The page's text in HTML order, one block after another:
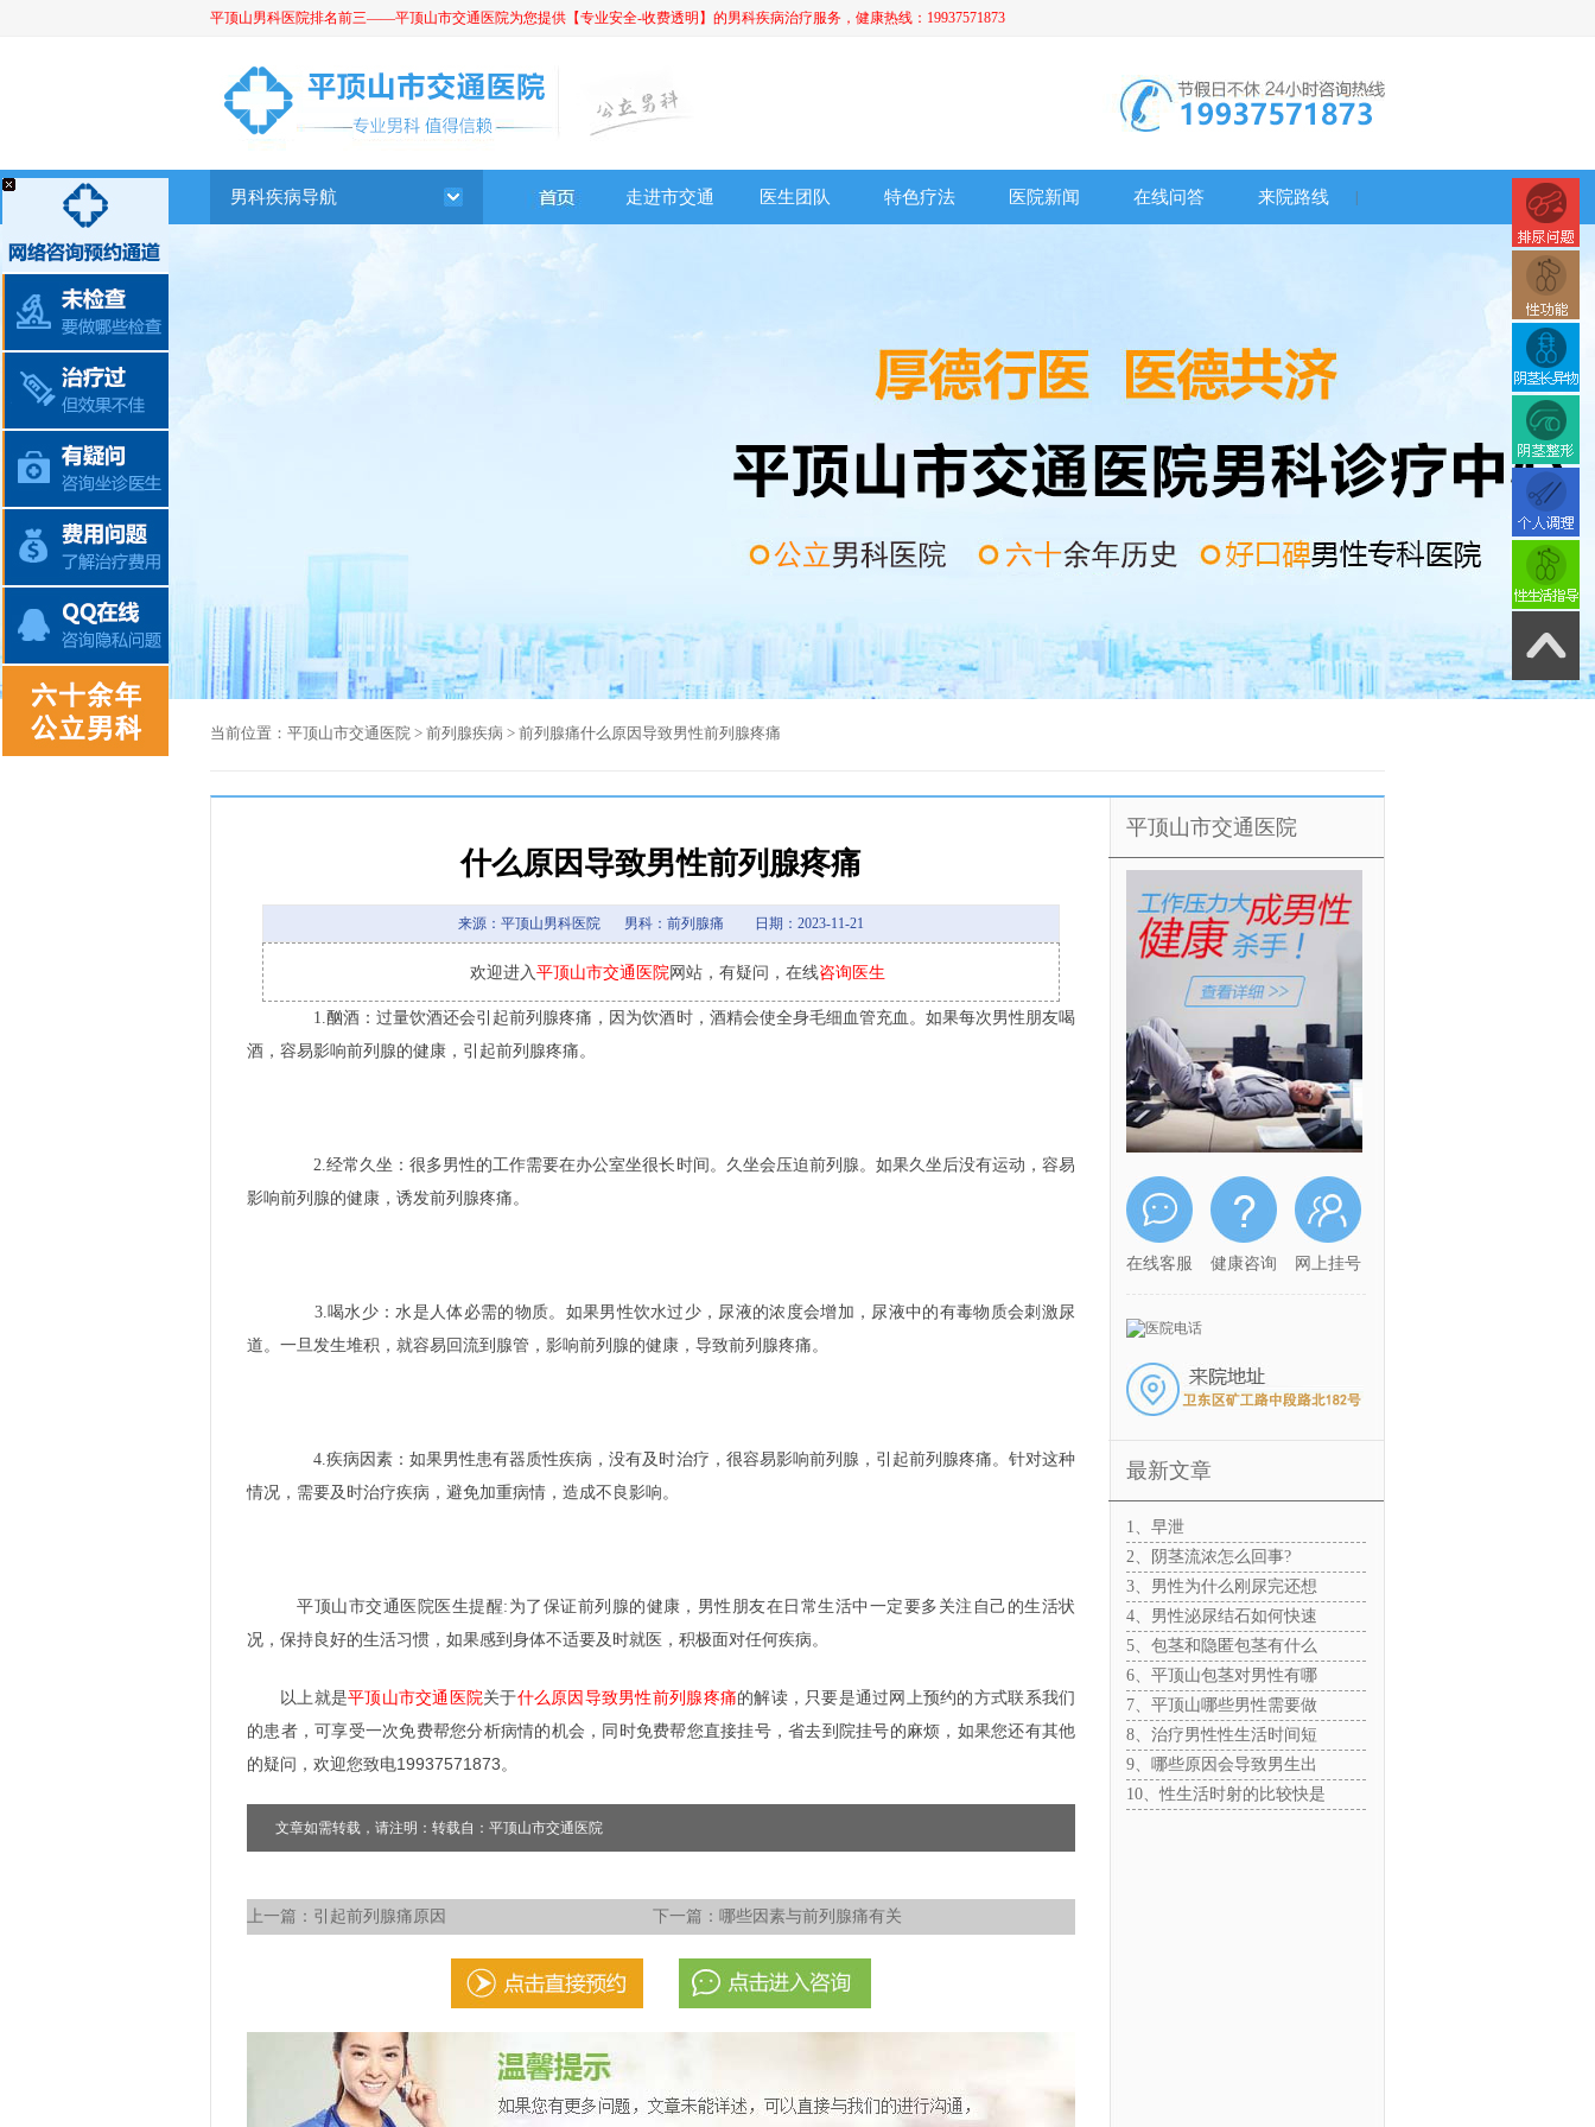
平顶山男科医院排名前三——平顶山市交通医院为您提供【专业安全-收费透明】的男科疾病治疗服务，健康热线：19937571873
男科疾病导航 走进市交通 医生团队 特色疗法 医院新闻 在线问答 来院路线
当前位置： 平顶山市交通医院 > 前列腺疾病 > 前列腺痛什么原因导致男性前列腺疼痛
什么原因导致男性前列腺疼痛
来源：平顶山男科医院 男科：前列腺痛 日期：2023-11-21
欢迎进入平顶山市交通医院网站，有疑问，在线咨询医生
1.酗酒：过量饮酒还会引起前列腺疼痛，因为饮酒时，酒精会使全身毛细血管充血。如果每次男性朋友喝
酒，容易影响前列腺的健康，引起前列腺疼痛。
2.经常久坐：很多男性的工作需要在办公室坐很长时间。久坐会压迫前列腺。如果久坐后没有运动，容易
影响前列腺的健康，诱发前列腺疼痛。
3.喝水少：水是人体必需的物质。如果男性饮水过少，尿液的浓度会增加，尿液中的有毒物质会刺激尿
道。一旦发生堆积，就容易回流到腺管，影响前列腺的健康，导致前列腺疼痛。
4.疾病因素：如果男性患有器质性疾病，没有及时治疗，很容易影响前列腺，引起前列腺疼痛。针对这种
情况，需要及时治疗疾病，避免加重病情，造成不良影响。
平顶山市交通医院医生提醒:为了保证前列腺的健康，男性朋友在日常生活中一定要多关注自己的生活状
况，保持良好的生活习惯，如果感到身体不适要及时就医，积极面对任何疾病。
以上就是平顶山市交通医院关于什么原因导致男性前列腺疼痛的解读，只要是通过网上预约的方式联系我们
的患者，可享受一次免费帮您分析病情的机会，同时免费帮您直接挂号，省去到院挂号的麻烦，如果您还有其他
的疑问，欢迎您致电19937571873。
文章如需转载，请注明：转载自：平顶山市交通医院
上一篇： 引起前列腺痛原因 下一篇：哪些因素与前列腺痛有关
平顶山市交通医院
在线客服 健康咨询 网上挂号
最新文章
1、早泄
2、阴茎流浓怎么回事?
3、男性为什么刚尿完还想
4、男性泌尿结石如何快速
5、包茎和隐匿包茎有什么
6、平顶山包茎对男性有哪
7、平顶山哪些男性需要做
8、治疗男性性生活时间短
9、哪些原因会导致男生出
10、性生活时射的比较快是